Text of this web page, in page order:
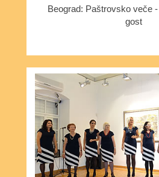
Beograd: Paštrovsko veče
gost